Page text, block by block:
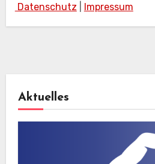
Datenschutz Impressum
Aktuelles